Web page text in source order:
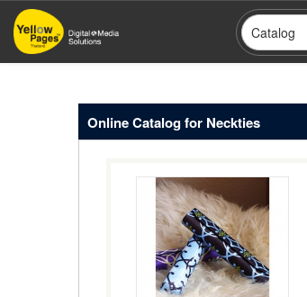
Skip
main
Catalog
Online Catalog for Neckties